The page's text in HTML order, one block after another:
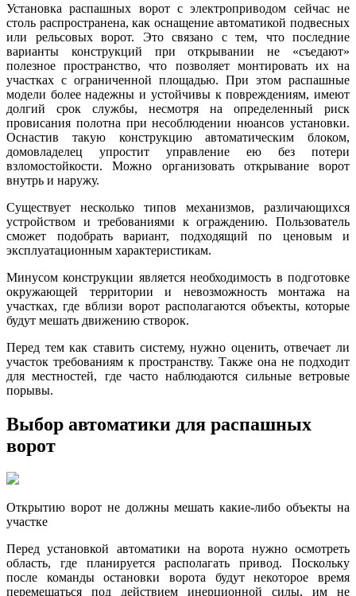
Установка распашных ворот с электроприводом сейчас не
столь распространена, как оснащение автоматикой подвесных
или рельсовых ворот. Это связано с тем, что последние
варианты конструкций при открывании не «съедают»
полезное пространство, что позволяет монтировать их на
участках с ограниченной площадью. При этом распашные
модели более надежны и устойчивы к повреждениям, имеют
долгий срок службы, несмотря на определенный риск
провисания полотна при несоблюдении нюансов установки.
Оснастив такую конструкцию автоматическим блоком,
домовладелец упростит управление ею без потери
взломостойкости. Можно организовать открывание ворот
внутрь и наружу.
Существует несколько типов механизмов, различающихся
устройством и требованиями к ограждению. Пользователь
сможет подобрать вариант, подходящий по ценовым и
эксплуатационным характеристикам.
Минусом конструкции является необходимость в подготовке
окружающей территории и невозможность монтажа на
участках, где вблизи ворот располагаются объекты, которые
будут мешать движению створок.
Перед тем как ставить систему, нужно оценить, отвечает ли
участок требованиям к пространству. Также она не подходит
для местностей, где часто наблюдаются сильные ветровые
порывы.
Выбор автоматики для распашных
ворот
Открытию ворот не должны мешать какие-либо объекты на
участке
Перед установкой автоматики на ворота нужно осмотреть
область, где планируется располагать привод. Поскольку
после команды остановки ворота будут некоторое время
перемещаться под действием инерционной силы, им не